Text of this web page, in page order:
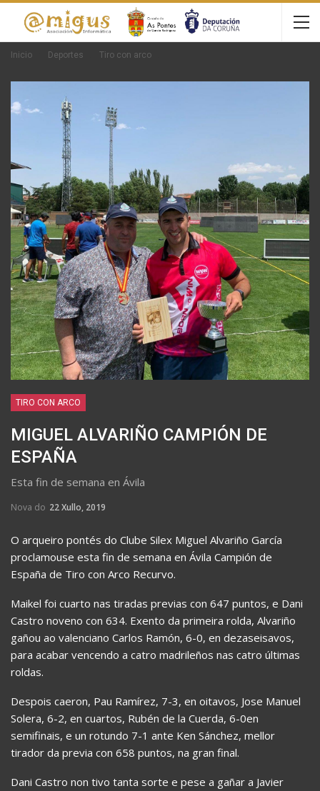
Inicio Deportes Tiro con arco
TIRO CON ARCO
MIGUEL ALVARIÑO CAMPIÓN DE
ESPAÑA
Esta fin de semana en Ávila
Nova do 22 Xullo, 2019
O arqueiro pontés do Clube Silex Miguel Alvariño García
proclamouse esta fin de semana en Ávila Campión de
España de Tiro con Arco Recurvo.
Maikel foi cuarto nas tiradas previas con 647 puntos, e Dani
Castro noveno con 634. Exento da primeira rolda, Alvariño
gañou ao valenciano Carlos Ramón, 6-0, en dezaseisavos,
para acabar vencendo a catro madrileños nas catro últimas
roldas.
Despois caeron, Pau Ramírez, 7-3, en oitavos, Jose Manuel
Solera, 6-2, en cuartos, Rubén de la Cuerda, 6-0en
semifinais, e un rotundo 7-1 ante Ken Sánchez, mellor
tirador da previa con 658 puntos, na gran final.
Dani Castro non tivo tanta sorte e pese a gañar a Javier